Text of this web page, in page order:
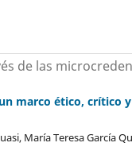
de las
marco ético, crítico
María Teresa García